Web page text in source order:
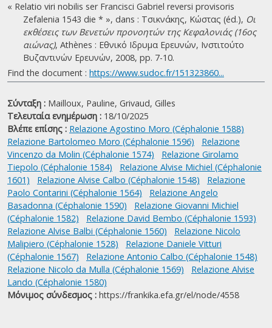
« Relatio viri nobilis ser Francisci Gabriel reversi provisoris
Zefalenia 1543 die * », dans : Τσικνάκης, Κώστας (éd.), Οι
εκθέσεις των Βενετών προνοητών της Κεφαλονιάς (16ος
αιώνας), Athènes : Εθνικό Ιδρυμα Ερευνών, Ινστιτούτο
Βυζαντινών Ερευνών, 2008, pp. 7-10.
Find the document : https://www.sudoc.fr/151323860...
Σύνταξη : Mailloux, Pauline, Grivaud, Gilles
Τελευταία ενημέρωση : 18/10/2025
Βλέπε επίσης : Relazione Agostino Moro (Céphalonie 1588)
Relazione Bartolomeo Moro (Céphalonie 1596)
Relazione
Vincenzo da Molin (Céphalonie 1574)
Relazione Girolamo
Tiepolo (Céphalonie 1584)
Relazione Alvise Michiel (Céphalonie
1601)
Relazione Alvise Calbo (Céphalonie 1548)
Relazione
Paolo Contarini (Céphalonie 1564)
Relazione Angelo
Basadonna (Céphalonie 1590)
Relazione Giovanni Michiel
(Céphalonie 1582)
Relazione David Bembo (Céphalonie 1593)
Relazione Alvise Balbi (Céphalonie 1560)
Relazione Nicolo
Malipiero (Céphalonie 1528)
Relazione Daniele Vitturi
(Céphalonie 1567)
Relazione Antonio Calbo (Céphalonie 1548)
Relazione Nicolo da Mulla (Céphalonie 1569)
Relazione Alvise
Lando (Céphalonie 1580)
Μόνιμος σύνδεσμος : https://frankika.efa.gr/el/node/4558